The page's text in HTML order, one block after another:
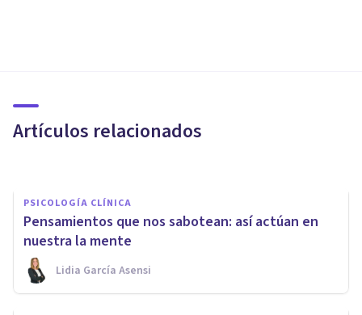
Artículos relacionados
más frecuentes en opositores
PSICOLOGÍA CLÍNICA
Pensamientos que nos sabotean: así actúan en
nuestra la mente
Lidia García Asensi